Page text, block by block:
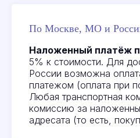
По Москве, МО и
Наложенный платёж
5% к стоимости. Для
России возможна
платежом (оплата при
Любая транспортная
комиссию за
адресата (то есть,